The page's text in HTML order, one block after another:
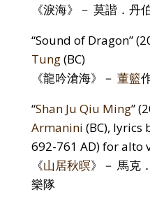
《淚海》 － 莫諧．丹
“Sound of Dragon”
Tung(BC)
《龍吟滄海》－ 董籃
“Shan Ju Qiu Ming”
Armanini (BC), lyrics
692-761 AD) for alto
《山居秋暝》－ 馬克
樂隊